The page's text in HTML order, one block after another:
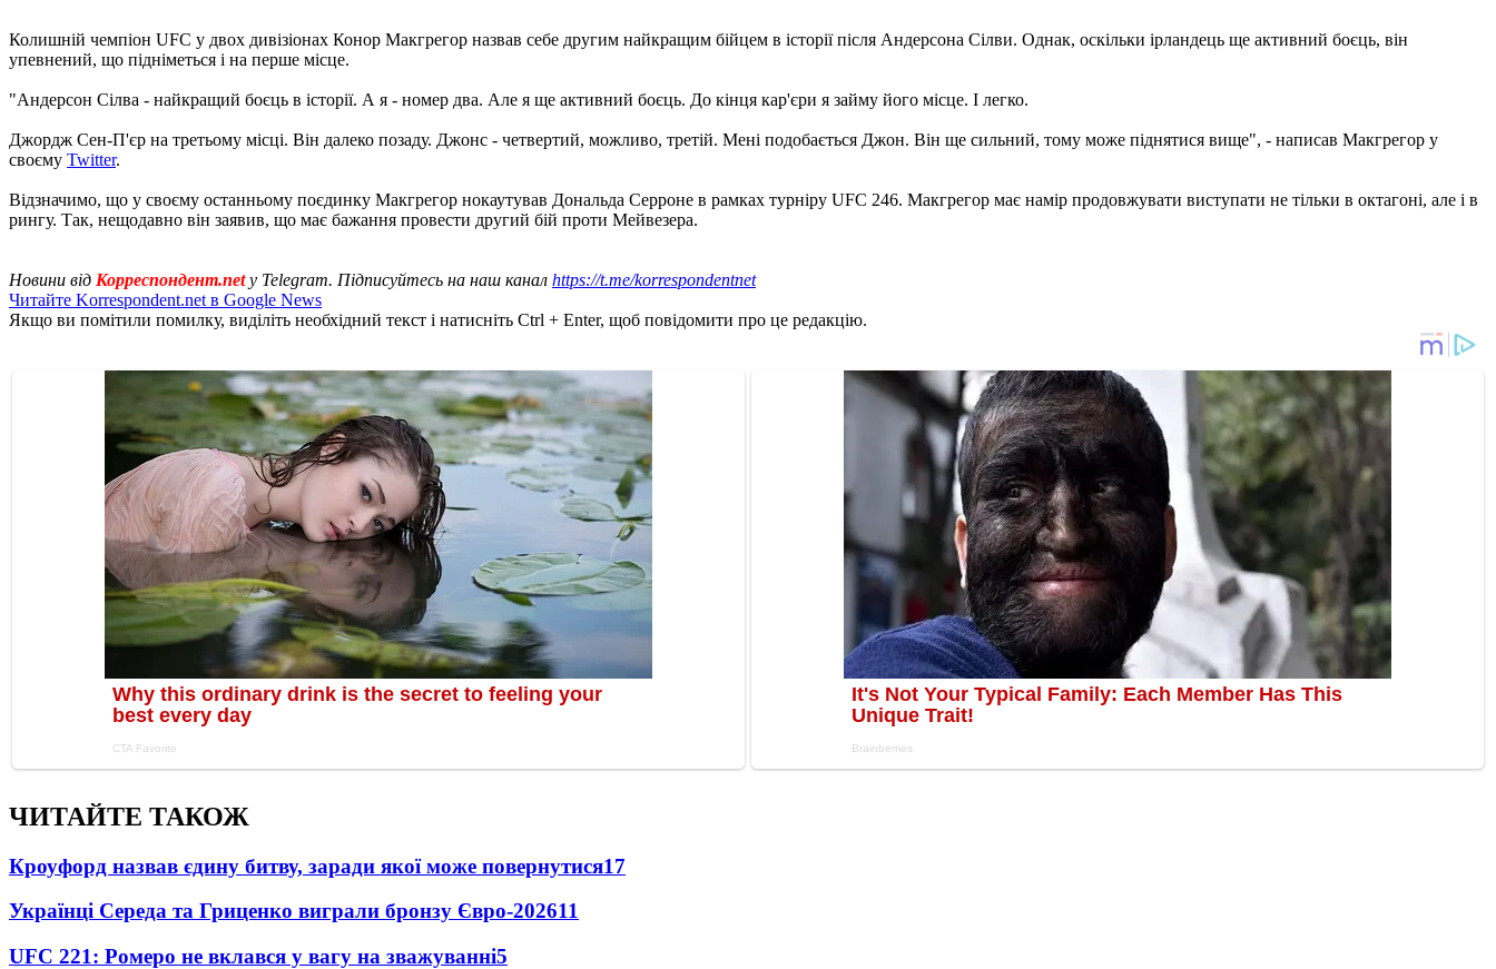
Колишній чемпіон UFC у двох дивізіонах Конор Макгрегор назвав себе другим найкращим бійцем в історії після Андерсона Сілви. Однак, оскільки ірландець ще активний боєць, він
упевнений, що підніметься і на перше місце.
"Андерсон Сілва - найкращий боєць в історії. А я - номер два. Але я ще активний боєць. До кінця кар'єри я займу його місце. І легко.
Джордж Сен-П'єр на третьому місці. Він далеко позаду. Джонс - четвертий, можливо, третій. Мені подобається Джон. Він ще сильний, тому може піднятися вище", - написав Макгрегор у
своєму Twitter.
Відзначимо, що у своєму останньому поєдинку Макгрегор нокаутував Дональда Серроне в рамках турніру UFC 246. Макгрегор має намір продовжувати виступати не тільки в октагоні, але і в
рингу. Так, нещодавно він заявив, що має бажання провести другий бій проти Мейвезера.
Новини від Корреспондент.netу Telegram. Підписуйтесь на наш канал https://t.me/korrespondentnet
Читайте Korrespondent.net в Google News
Якщо ви помітили помилку, виділіть необхідний текст і натисніть Ctrl + Enter, щоб повідомити про це редакцію.
ЧИТАЙТЕ ТАКОЖ
Кроуфорд назвав єдину битву, заради якої може повернутися17
Українці Середа та Гриценко виграли бронзу Євро-202611
UFC 221: Ромеро не вклався у вагу на зважуванні5